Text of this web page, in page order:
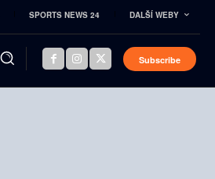
SPORTS NEWS 24 DALŠÍ WEBY
Subscribe